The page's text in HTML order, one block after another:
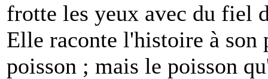
frotte les yeux avec du fiel
Elle raconte l'histoire à son
poisson ; mais le poisson